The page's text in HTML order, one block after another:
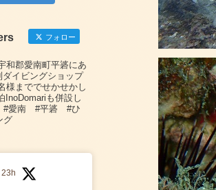
フォロー
和郡愛南町平碆にあ
イビングショップ
様まででせかせかし
InoDomariも併設し
#愛南 #平碆 #ひ
グ
23h